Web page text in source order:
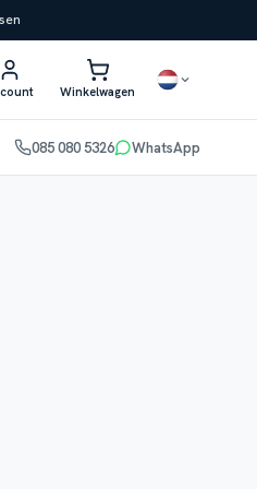
Winkelwagen
085 080 5326 WhatsApp